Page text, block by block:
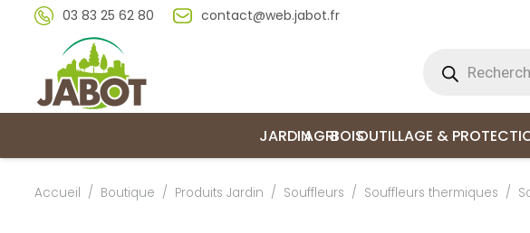
03 83 25 62 80 contact@web.jabot.fr
produits
JARDINAGRIBOISOUTILLAGE &
Accueil / Boutique / Produits Jardin / Souffleurs / Souffleurs thermiques /